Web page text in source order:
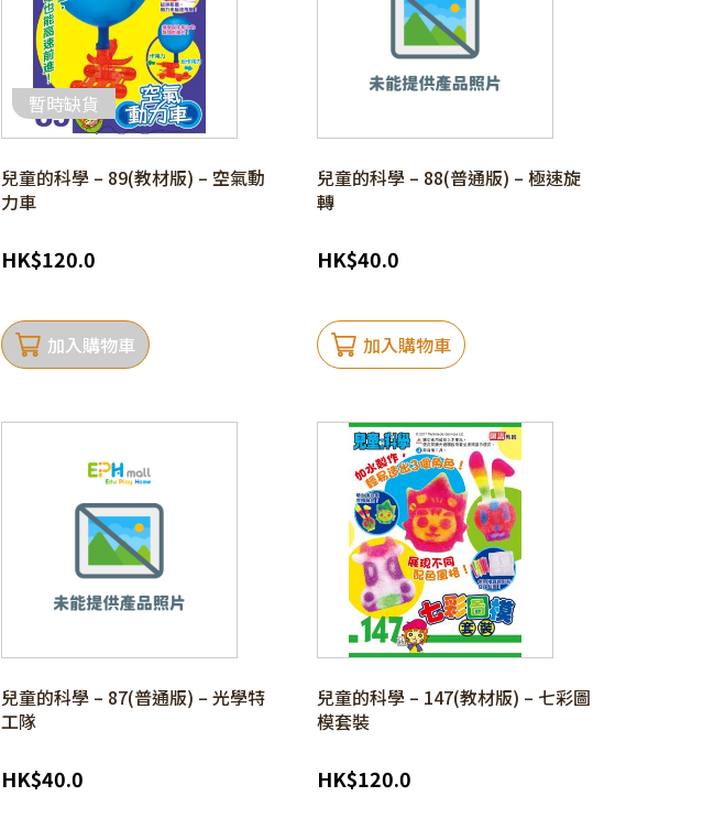
暫時缺貨
兒童的科學 – 89(教材版) – 空氣動
力車
HK$120.0
加入購物車
兒童的科學 – 88(普通版) – 極速旋
轉
HK$40.0
加入購物車
兒童的科學 – 87(普通版) – 光學特
工隊
HK$40.0
兒童的科學 – 147(教材版) – 七彩圖
模套裝
HK$120.0